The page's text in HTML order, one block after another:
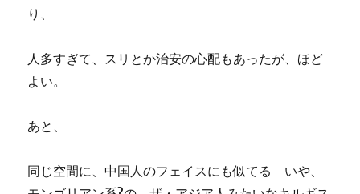
り、
人多すぎて、スリとか治安の心配もあったが、ほど
よい。
あと、
同じ空間に、中国人のフェイスにも似てる いや、